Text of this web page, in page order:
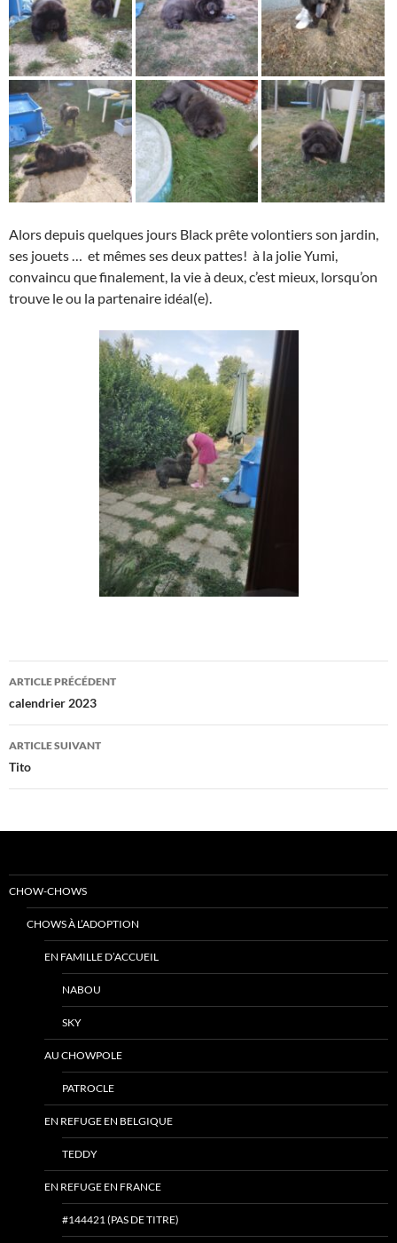
Alors depuis quelques jours Black prête volontiers son jardin,
ses jouets … et mêmes ses deux pattes! à la jolie Yumi,
convaincu que finalement, la vie à deux, c’est mieux, lorsqu’on
trouve le ou la partenaire idéal(e).
Navigation
des
articles
ARTICLE PRÉCÉDENT
calendrier 2023
ARTICLE SUIVANT
Tito
CHOW-CHOWS
CHOWS À L’ADOPTION
EN FAMILLE D’ACCUEIL
NABOU
SKY
AU CHOWPOLE
PATROCLE
EN REFUGE EN BELGIQUE
TEDDY
EN REFUGE EN FRANCE
#144421 (PAS DE TITRE)